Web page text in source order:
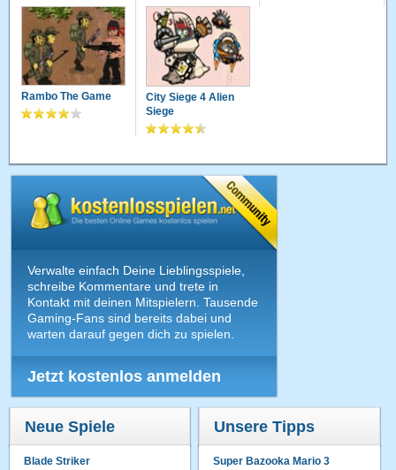
Rambo The Game
City Siege 4 Alien
Siege
Verwalte einfach Deine Lieblingsspiele,
schreibe Kommentare und trete in
Kontakt mit deinen Mitspielern. Tausende
Gaming-Fans sind bereits dabei und
warten darauf gegen dich zu spielen.
Jetzt kostenlos anmelden
Neue Spiele
Blade Striker
Unsere Tipps
Super Bazooka Mario 3